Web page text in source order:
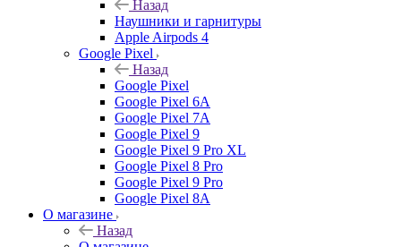
Назад
Наушники и гарнитуры
Apple Airpods 4
Google Pixel
Назад
Google Pixel
Google Pixel 6A
Google Pixel 7А
Google Pixel 9
Google Pixel 9 Pro XL
Google Pixel 8 Pro
Google Pixel 9 Pro
Google Pixel 8A
О магазине
Назад